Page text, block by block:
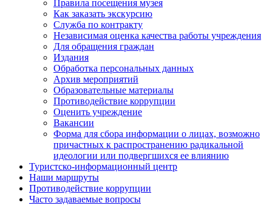
Правила посещения музея
Как заказать экскурсию
Служба по контракту
Независимая оценка качества работы учреждения
Для обращения граждан
Издания
Обработка персональных данных
Архив мероприятий
Образовательные материалы
Противодействие коррупции
Оценить учреждение
Вакансии
Форма для сбора информации о лицах, возможно
причастных к распространению радикальной
идеологии или подвергшихся ее влиянию
Туристско-информационный центр
Наши маршруты
Противодействие коррупции
Часто задаваемые вопросы